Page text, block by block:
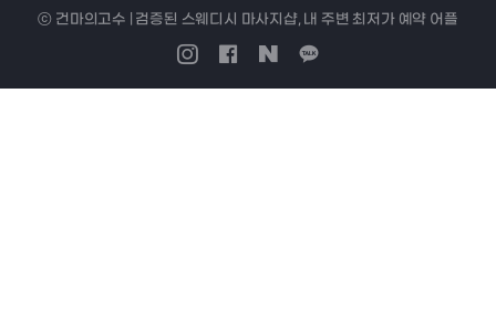
ⓒ 건마의고수 | 검증된 스웨디시 마사지샵, 내 주변 최저가 예약 어플